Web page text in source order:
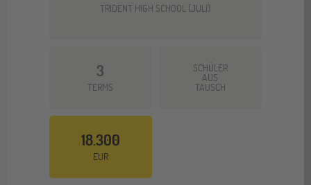
TRIDENT HIGH SCHOOL (JULI)
3
TERMS
SCHÜLER
AUS
TAUSCH
18.300
EUR